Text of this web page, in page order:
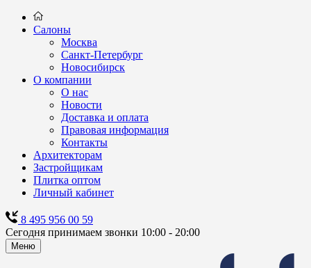
Салоны
Москва
Санкт-Петербург
Новосибирск
О компании
О нас
Новости
Доставка и оплата
Правовая информация
Контакты
Архитекторам
Застройщикам
Плитка оптом
Личный кабинет
8 495 956 00 59
Сегодня принимаем звонки 10:00 - 20:00
Меню